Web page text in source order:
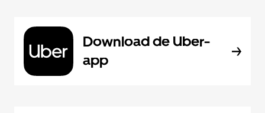
Download de Uber-
app